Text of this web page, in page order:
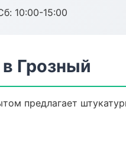
10:00-15:00
Грозный
предлагает